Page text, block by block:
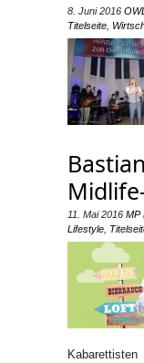
8. Juni 2016
Titelseite
11. Mai 2016 MP
Lifestyle